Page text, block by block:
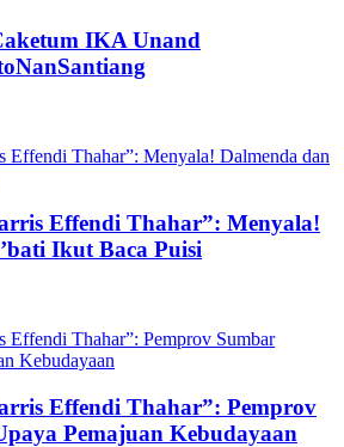
IKA Unand
Effendi Thahar”: Menyala!
Ikut Baca Puisi
Effendi Thahar”: Pemprov
Pemajuan Kebudayaan